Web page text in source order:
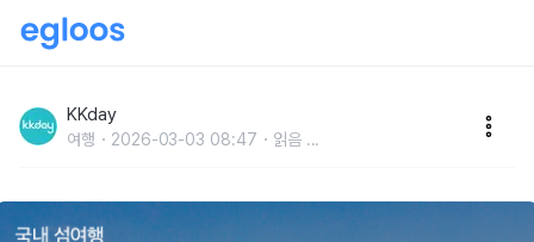
직한 홍도
KKday
여행 2026-03-03 08:47 읽음 ...